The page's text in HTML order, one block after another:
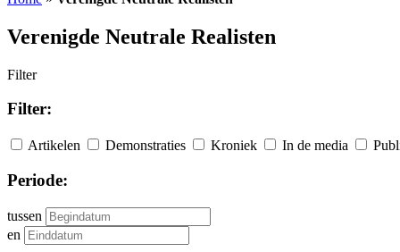
Verenigde Neutrale Realisten
Filter
Filter:
Artikelen Demonstraties Kroniek In de media
Periode:
tussen
en